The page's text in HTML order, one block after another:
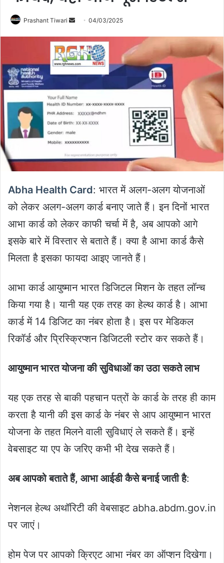
Prashant Tiwari
Send
email
04/03/2025
Abha Health Card: भारत में अलग-अलग योजनाओं
को लेकर अलग-अलग कार्ड बनाए जाते हैं। इन दिनों भारत
आभा कार्ड को लेकर काफी चर्चा में है, अब आपको आगे
इसके बारे में विस्तार से बताते हैं। क्या है आभा कार्ड कैसे
मिलता है इसका फायदा आइए जानते हैं।
आभा कार्ड आयुष्मान भारत डिजिटल मिशन के तहत लॉन्च
किया गया है। यानी यह एक तरह का हेल्थ कार्ड है। आभा
कार्ड में 14 डिजिट का नंबर होता है। इस पर मेडिकल
रिकॉर्ड और प्रिस्क्रिप्शन डिजिटली स्टोर कर सकते हैं।
आयुष्मान भारत योजना की सुविधाओं का उठा सकते लाभ
यह एक तरह से बाकी पहचान पत्रों के कार्ड के तरह ही काम
करता है यानी की इस कार्ड के नंबर से आप आयुष्मान भारत
योजना के तहत मिलने वाली सुविधाएं ले सकते हैं। इन्हें
वेबसाइट या एप के जरिए कभी भी देख सकते हैं।
अब आपको बताते हैं, आभा आईडी कैसे बनाई जाती है:
नेशनल हेल्थ अथॉरिटी की वेबसाइट abha.abdm.gov.in
पर जाएं।
होम पेज पर आपको क्रिएट आभा नंबर का ऑप्शन दिखेगा।